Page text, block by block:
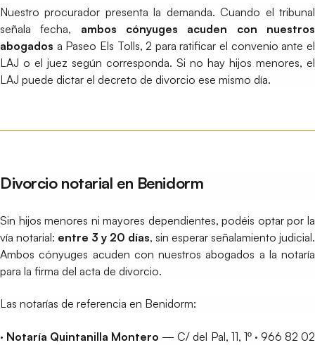
Nuestro procurador presenta la demanda. Cuando el tribunal
señala fecha, ambos cónyuges acuden con nuestros
abogados a Paseo Els Tolls, 2 para ratificar el convenio ante el
LAJ o el juez según corresponda. Si no hay hijos menores, el
LAJ puede dictar el decreto de divorcio ese mismo día.
Divorcio notarial en Benidorm
Sin hijos menores ni mayores dependientes, podéis optar por la
vía notarial: entre 3 y 20 días, sin esperar señalamiento judicial.
Ambos cónyuges acuden con nuestros abogados a la notaría
para la firma del acta de divorcio.
Las notarías de referencia en Benidorm:
· Notaría Quintanilla Montero — C/ del Pal, 11, 1º · 966 82 02